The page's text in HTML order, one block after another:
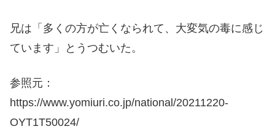
兄は「多くの方が亡くなられて、大変気の毒に感じ
ています」とうつむいた。
参照元：
https://www.yomiuri.co.jp/national/20211220-
OYT1T50024/